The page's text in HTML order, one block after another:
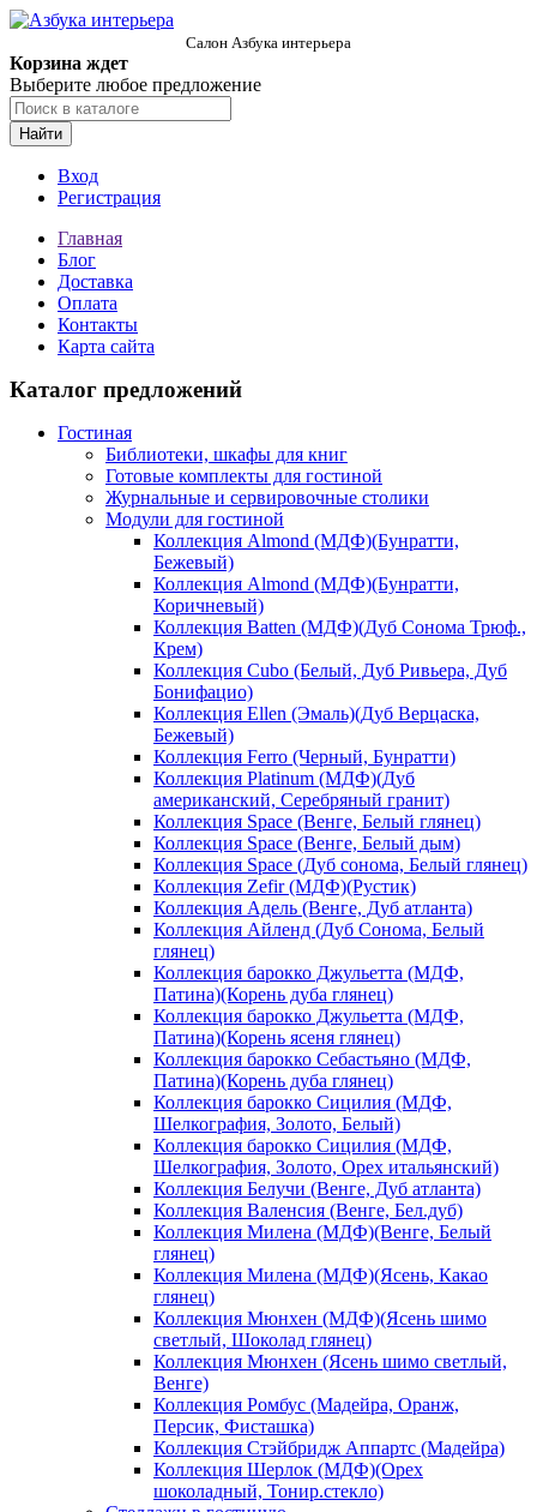
Салон Азбука интерьера
Корзина ждет
Выберите любое предложение
Найти
Вход
Регистрация
Главная
Блог
Доставка
Оплата
Контакты
Карта сайта
Каталог предложений
Гостиная
Библиотеки, шкафы для книг
Готовые комплекты для гостиной
Журнальные и сервировочные столики
Модули для гостиной
Коллекция Almond (МДФ)(Бунратти,
Бежевый)
Коллекция Almond (МДФ)(Бунратти,
Коричневый)
Коллекция Batten (МДФ)(Дуб Сонома Трюф.,
Крем)
Коллекция Cubo (Белый, Дуб Ривьера, Дуб
Бонифацио)
Коллекция Ellen (Эмаль)(Дуб Верцаска,
Бежевый)
Коллекция Ferro (Черный, Бунратти)
Коллекция Platinum (МДФ)(Дуб
американский, Серебряный гранит)
Коллекция Space (Венге, Белый глянец)
Коллекция Space (Венге, Белый дым)
Коллекция Space (Дуб сонома, Белый глянец)
Коллекция Zefir (МДФ)(Рустик)
Коллекция Адель (Венге, Дуб атланта)
Коллекция Айленд (Дуб Сонома, Белый
глянец)
Коллекция барокко Джульетта (МДФ,
Патина)(Корень дуба глянец)
Коллекция барокко Джульетта (МДФ,
Патина)(Корень ясеня глянец)
Коллекция барокко Себастьяно (МДФ,
Патина)(Корень дуба глянец)
Коллекция барокко Сицилия (МДФ,
Шелкография, Золото, Белый)
Коллекция барокко Сицилия (МДФ,
Шелкография, Золото, Орех итальянский)
Коллекция Белучи (Венге, Дуб атланта)
Коллекция Валенсия (Венге, Бел.дуб)
Коллекция Милена (МДФ)(Венге, Белый
глянец)
Коллекция Милена (МДФ)(Ясень, Какао
глянец)
Коллекция Мюнхен (МДФ)(Ясень шимо
светлый, Шоколад глянец)
Коллекция Мюнхен (Ясень шимо светлый,
Венге)
Коллекция Ромбус (Мадейра, Оранж,
Персик, Фисташка)
Коллекция Стэйбридж Аппартс (Мадейра)
Коллекция Шерлок (МДФ)(Орех
шоколадный, Тонир.стекло)